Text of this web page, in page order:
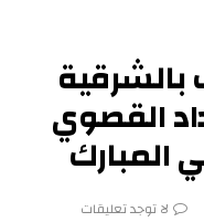
القصوي
المبارك
لا توجد تعليقات